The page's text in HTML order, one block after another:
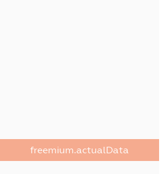
freemium.actualData